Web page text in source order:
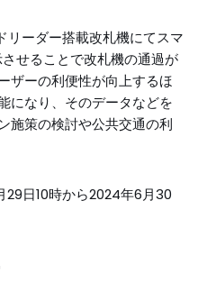
リーダー搭載改札機にてスマ
せることで改札機の通過が
ザーの利便性が向上するほ
になり、そのデータなどを
施策の検討や公共交通の利
日10時から2024年6月30